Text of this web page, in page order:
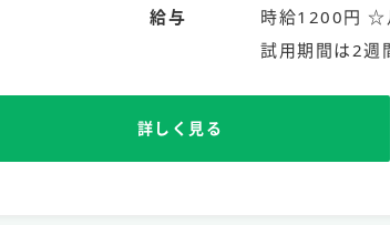
給与
時給1200円
試用期間は2
詳しく見る